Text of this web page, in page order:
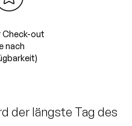
Check-out
nach
der längste Tag des